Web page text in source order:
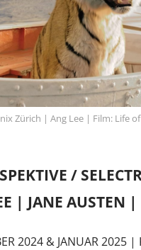
Zürich | Ang Lee | Film: Life
/
| JANE AUSTEN
2024 & JANUAR 2025